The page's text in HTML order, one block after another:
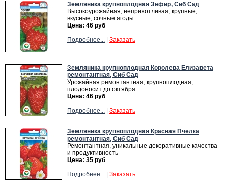
Земляника крупноплодная Зефир, Сиб Сад
Высокоурожайная, неприхотливая, крупные,
вкусные, сочные ягоды
Цена: 46 руб
Подробнее...
Заказать
Земляника крупноплодная Королева Елизавета
ремонтантная, Сиб Сад
Урожайная ремонтантная, крупноплодная,
плодоносит до октября
Цена: 46 руб
Подробнее...
Заказать
Земляника крупноплодная Красная Пчелка
ремонтантная, Сиб Сад
Ремонтантная, уникальные декоративные качества
и продуктивность
Цена: 35 руб
Подробнее...
Заказать